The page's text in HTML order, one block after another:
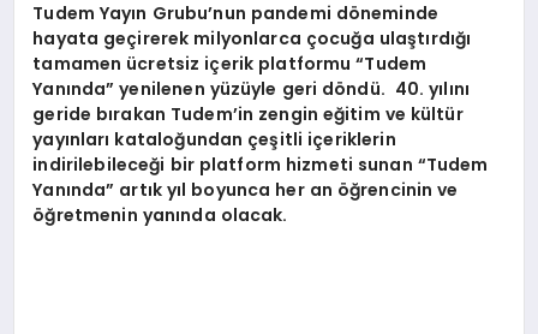
YAŞAM
DIĞER
Tudem Yayın Grubu’nun pandemi döneminde
hayata geçirerek milyonlarca çocuğa ulaştırdığı
tamamen ücretsiz içerik platformu“Tudem
Yanında” yenilenen yüzüyle geri döndü. 40. yılını
geride bırakan Tudem’in zengin eğitim ve kültür
yayınları kataloğundan çeşitli içeriklerin
indirilebileceği bir platform hizmeti sunan “Tudem
Yanında” artık yıl boyunca her an öğrencinin ve
öğretmenin yanında olacak.